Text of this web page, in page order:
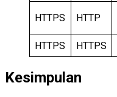
HTTPS HTTP
HTTPS
HTTPS
Kesimpulan